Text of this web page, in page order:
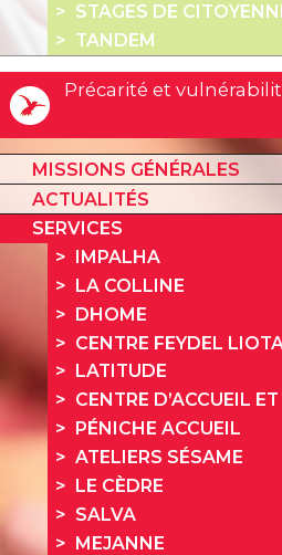
STAGES DE
TANDEM
Précarité et
MISSIONS GÉNÉRALES
ACTUALITÉS
SERVICES
IMPALHA
LA COLLINE
DHOME
CENTRE FEYDEL
LATITUDE
CENTRE D’ACCUEIL
PÉNICHE ACCUEIL
ATELIERS SÉSAME
LE CÈDRE
SALVA
MEJANNE